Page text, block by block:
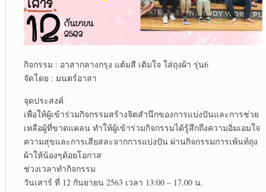
กิจกรรม : อาสากลางกรุง แต้มสี เติมใจ ใส่ถุงผ้า รุ่น6
จัดโดย : มนตร์อาสา
จุดประสงค์
เพื่อให้ผู้เข้าร่วมกิจกรรมสร้างจิตสำนึกของการแบ่งปันและการช่วย
เหลือผู้ที่ขาดแคลน ทำให้ผู้เข้าร่วมกิจกรรมได้รู้สึกถึงความอิ่มเอมใจ
ความสุขและการเสียสละจากการแบ่งปัน ผ่านกิจกรรมการเพ้นท์ถุง
ผ้าให้น้องๆด้อยโอกาส
ช่วงเวลาทำกิจกรรม
วันเสาร์ ที่ 12 กันยายน 2563 เวลา 13:00 – 17.00 น.